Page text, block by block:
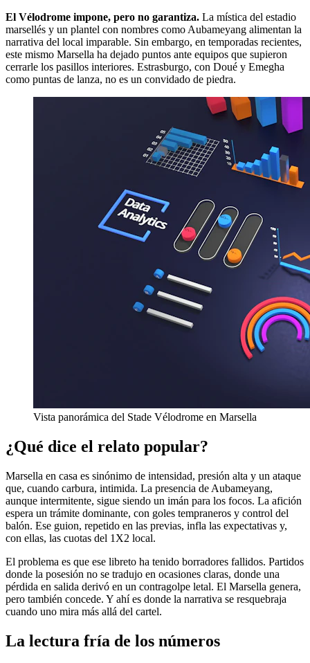
El Vélodrome impone, pero no garantiza. La mística del estadio
marsellés y un plantel con nombres como Aubameyang alimentan la
narrativa del local imparable. Sin embargo, en temporadas recientes,
este mismo Marsella ha dejado puntos ante equipos que supieron
cerrarle los pasillos interiores. Estrasburgo, con Doué y Emegha
como puntas de lanza, no es un convidado de piedra.
Vista panorámica del Stade Vélodrome en Marsella
¿Qué dice el relato popular?
Marsella en casa es sinónimo de intensidad, presión alta y un ataque
que, cuando carbura, intimida. La presencia de Aubameyang,
aunque intermitente, sigue siendo un imán para los focos. La afición
espera un trámite dominante, con goles tempraneros y control del
balón. Ese guion, repetido en las previas, infla las expectativas y,
con ellas, las cuotas del 1X2 local.
El problema es que ese libreto ha tenido borradores fallidos. Partidos
donde la posesión no se tradujo en ocasiones claras, donde una
pérdida en salida derivó en un contragolpe letal. El Marsella genera,
pero también concede. Y ahí es donde la narrativa se resquebraja
cuando uno mira más allá del cartel.
La lectura fría de los números